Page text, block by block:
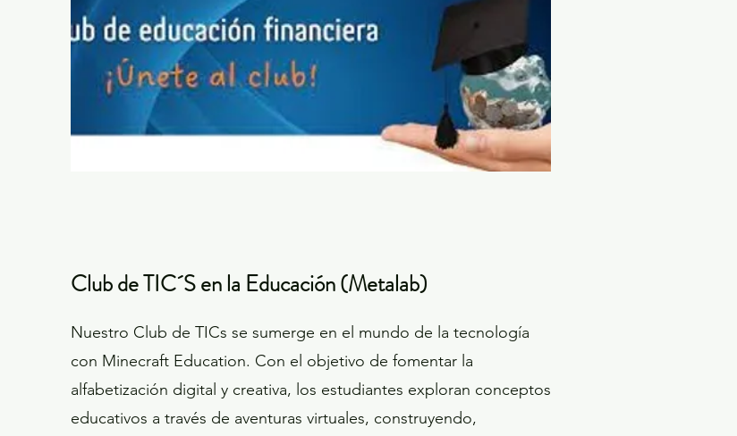
Club de TIC´S en la Educación (Metalab)
Nuestro Club de TICs se sumerge en el mundo de la tecnología
con Minecraft Education. Con el objetivo de fomentar la
alfabetización digital y creativa, los estudiantes exploran conceptos
educativos a través de aventuras virtuales, construyendo,